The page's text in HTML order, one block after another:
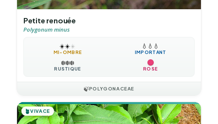
Petite renouée
Polygonum minus
☀️☀️☀️
MI-OMBRE
💧 💧 💧
IMPORTANT
❄️❄️❄️
RUSTIQUE ROSE
🍃POLYGONACEAE
🪴VIVACE